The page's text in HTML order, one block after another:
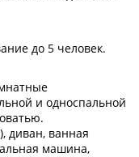
до 5 человек.
и односпальной
диван, ванная
машина,